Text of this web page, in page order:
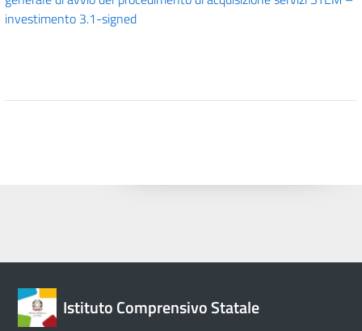
investimento 3.1-signed
Istituto Comprensivo Statale